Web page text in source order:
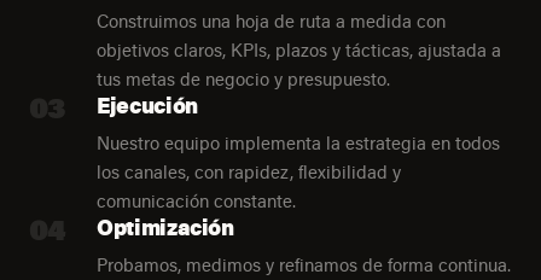
Construimos una hoja de ruta a medida con
objetivos claros, KPIs, plazos y tácticas, ajustada a
tus metas de negocio y presupuesto.
Ejecución
Nuestro equipo implementa la estrategia en todos
los canales, con rapidez, flexibilidad y
comunicación constante.
Optimización
Probamos, medimos y refinamos de forma continua.